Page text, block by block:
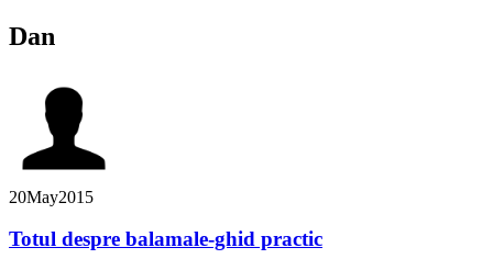
Dan
20May2015
Totul despre balamale-ghid practic